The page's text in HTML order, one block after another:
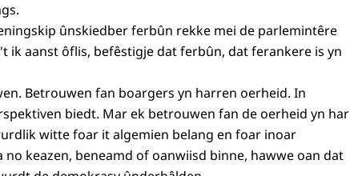
ûnskiedber ferbûn rekke mei de parlemintêre
ik aanst ôflis, befêstigje dat ferbûn, dat ferankere is yn
Betrouwen fan boargers yn harren oerheid. In
biedt. Mar ek betrouwen fan de oerheid yn har
witte foar it algemien belang en foar inoar
keazen, beneamd of oanwiisd binne, hawwe oan dat